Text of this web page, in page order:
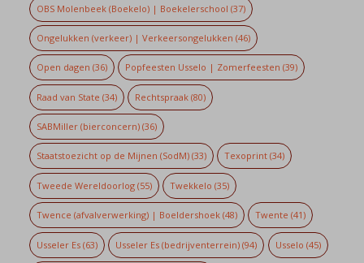
OBS Molenbeek (Boekelo) | Boekelerschool (37)
Ongelukken (verkeer) | Verkeersongelukken (46)
Open dagen (36) Popfeesten Usselo | Zomerfeesten (39)
Raad van State (34) Rechtspraak (80)
SABMiller (bierconcern)(36)
Staatstoezicht op de Mijnen (SodM)(33) Texoprint (34)
Tweede Wereldoorlog(55) Twekkelo (35)
Twence (afvalverwerking) | Boeldershoek(48) Twente (41)
Usseler Es(63) Usseler Es (bedrijventerrein) (94) Usselo (45)